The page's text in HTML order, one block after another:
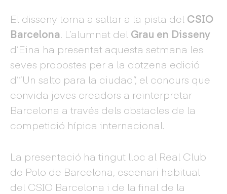
El disseny torna a saltar a la pista del CSIO
Barcelona. L’alumnat del Grau en Disseny
d’Eina ha presentat aquesta setmana les
seves propostes per a la dotzena edició
d’“Un salto para la ciudad”, el concurs que
convida joves creadors a reinterpretar
Barcelona a través dels obstacles de la
competició hípica internacional.
La presentació ha tingut lloc al Real Club
de Polo de Barcelona, escenari habitual
del CSIO Barcelona i de la final de la